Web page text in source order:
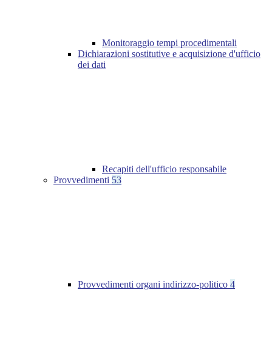
Monitoraggio tempi procedimentali
Dichiarazioni sostitutive e acquisizione d'ufficio
dei dati
Recapiti dell'ufficio responsabile
Provvedimenti 53
Provvedimenti organi indirizzo-politico 4